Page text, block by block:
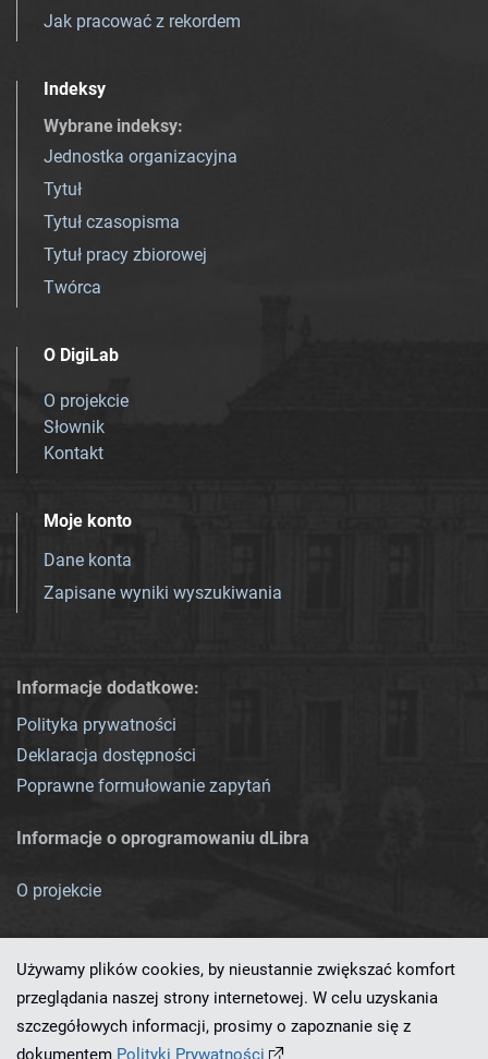
Jak pracować z rekordem
Indeksy
Wybrane indeksy:
Jednostka organizacyjna
Tytuł
Tytuł czasopisma
Tytuł pracy zbiorowej
Twórca
O DigiLab
O projekcie
Słownik
Kontakt
Moje konto
Dane konta
Zapisane wyniki wyszukiwania
Informacje dodatkowe:
Polityka prywatności
Deklaracja dostępności
Poprawne formułowanie zapytań
Informacje o oprogramowaniu dLibra
O projekcie
Ten serwis działa dzięki oprogramowaniu
Używamy plików cookies, by nieustannie zwiększać komfort
przeglądania naszej strony internetowej. W celu uzyskania
szczegółowych informacji, prosimy o zapoznanie się z
dokumentem Polityki Prywatności